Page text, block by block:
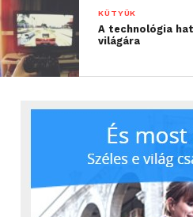
KÜTYÜK
A technológia
világára